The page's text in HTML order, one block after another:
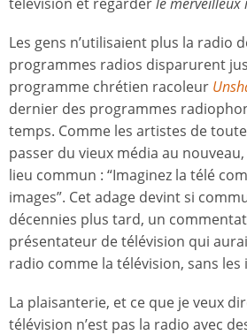
Les gens n’utilisaient plus la radio
programmes radios disparurent
programme chrétien racoleur
dernier des programmes
temps. Comme les artistes de
passer du vieux média au
lieu commun : “Imaginez la télé
images”. Cet adage devint si
décennies plus tard, un
présentateur de télévision qui
radio comme la télévision, sans les
La plaisanterie, et ce que je veux
télévision n’est pas la radio avec